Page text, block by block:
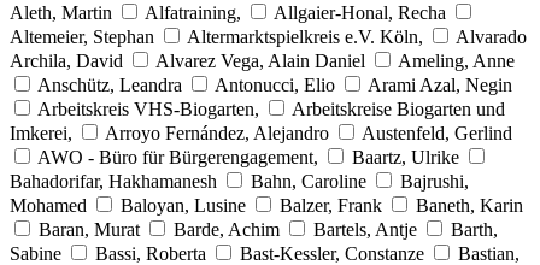
Aleth, Martin
Alfatraining,
Allgaier-Honal, Recha
Altemeier, Stephan
Altermarktspielkreis e.V. Köln,
Alvarado
Archila, David
Alvarez Vega, Alain Daniel
Ameling, Anne
Anschütz, Leandra
Antonucci, Elio
Arami Azal, Negin
Arbeitskreis VHS-Biogarten,
Arbeitskreise Biogarten und
Imkerei,
Arroyo Fernández, Alejandro
Austenfeld, Gerlind
AWO - Büro für Bürgerengagement,
Baartz, Ulrike
Bahadorifar, Hakhamanesh
Bahn, Caroline
Bajrushi,
Mohamed
Baloyan, Lusine Balzer, Frank
Baneth, Karin
Baran, Murat
Barde, Achim Bartels, Antje
Barth,
Sabine
Bassi, Roberta Bast-Kessler, Constanze
Bastian,